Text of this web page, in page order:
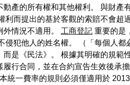
產的所有權和其他權利。 與財
利而提出的基於客觀的索賠不會
情況不適用。 工商登記 重要的是
侵犯他人的姓名權。 （「每個人
而是《民法》。 根據其明確的規
行合同，並在合約宣告生效後承
統一費率的規則必須僅適用於